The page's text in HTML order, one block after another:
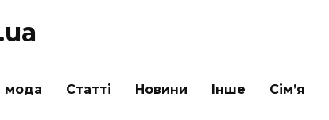
мода Статті Новини Інше Сім’я